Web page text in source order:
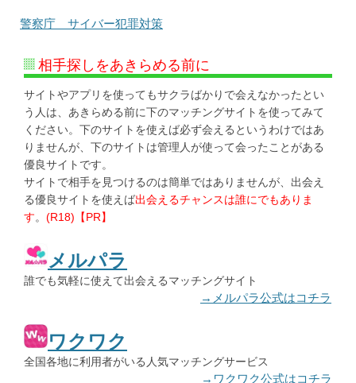
警察庁 サイバー犯罪対策
相手探しをあきらめる前に
サイトやアプリを使ってもサクラばかりで会えなかったとい
う人は、あきらめる前に下のマッチングサイトを使ってみて
ください。下のサイトを使えば必ず会えるというわけではあ
りませんが、下のサイトは管理人が使って会ったことがある
優良サイトです。
サイトで相手を見つけるのは簡単ではありませんが、出会え
る優良サイトを使えば出会えるチャンスは誰にでもありま
す。 (R18)【PR】
メルパラ
誰でも気軽に使えて出会えるマッチングサイト
→メルパラ公式はコチラ
ワクワク
全国各地に利用者がいる人気マッチングサービス
→ワクワク公式はコチラ